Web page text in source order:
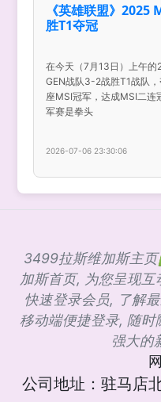
《英雄联盟》2025
胜T1夺冠
在今天（7月13日）上午的
GEN战队3-2战胜T1战队
座MSI冠军，达成MSI二连
军赛是拳头
2026-07-06 23:30:06
3499拉斯维加斯主
加斯首页, 为您呈现
快速登录会员, 了解
移动端便捷登录, 随
强大的
公司地址：驻马店